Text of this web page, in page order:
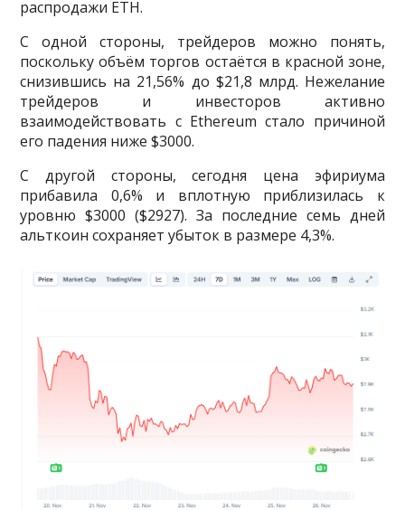
распродажи ETH.
С одной стороны, трейдеров можно понять,
поскольку объём торгов остаётся в красной зоне,
снизившись на 21,56% до $21,8 млрд. Нежелание
трейдеров и инвесторов активно
взаимодействовать с Ethereum стало причиной
его падения ниже $3000.
С другой стороны, сегодня цена эфириума
прибавила 0,6% и вплотную приблизилась к
уровню $3000 ($2927). За последние семь дней
альткоин сохраняет убыток в размере 4,3%.